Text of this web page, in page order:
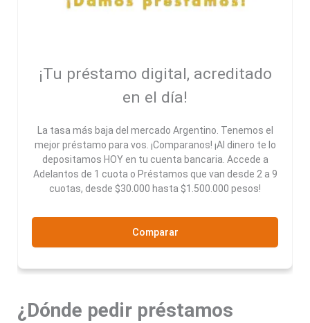
¡Tu préstamo digital, acreditado
en el día!
La tasa más baja del mercado Argentino. Tenemos el
mejor préstamo para vos. ¡Comparanos! ¡Al dinero te lo
depositamos HOY en tu cuenta bancaria. Accede a
Adelantos de 1 cuota o Préstamos que van desde 2 a 9
cuotas, desde $30.000 hasta $1.500.000 pesos!
Comparar
¿Dónde pedir préstamos